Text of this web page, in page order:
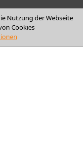
Nutzung der Webseite
Cookies